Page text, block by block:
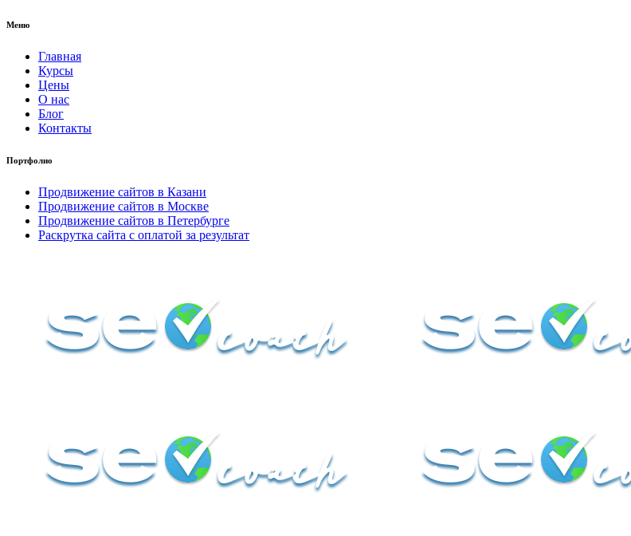
Меню
Главная
Курсы
Цены
О нас
Блог
Контакты
Портфолио
Продвижение сайтов в Казани
Продвижение сайтов в Москве
Продвижение сайтов в Петербурге
Раскрутка сайта с оплатой за результат